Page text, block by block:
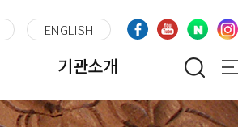
ENGLISH
기관소개